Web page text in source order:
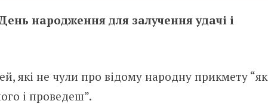
народження для залучення удачі і
які не чули про відому народну прикмету “як
і проведеш”.